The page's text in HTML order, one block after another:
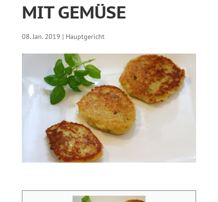
MIT GEMÜSE
08. Jan. 2019 | Hauptgericht